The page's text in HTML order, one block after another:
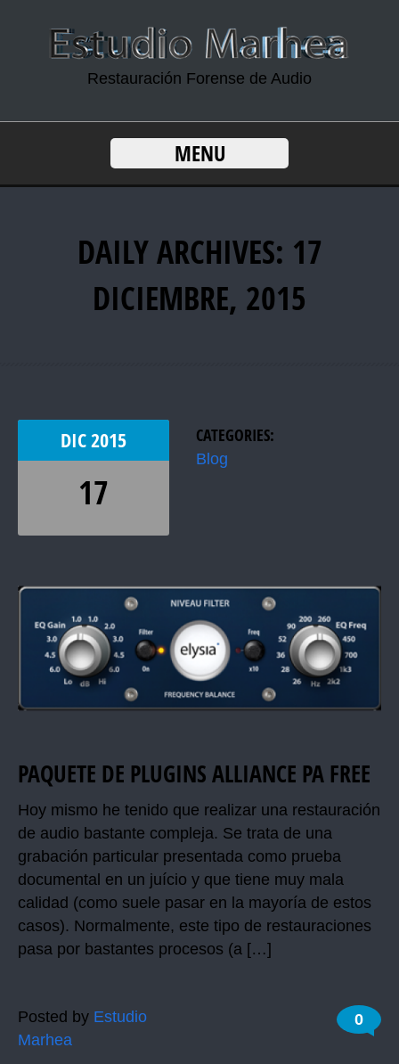
Restauración Forense de Audio
MENU
DAILY ARCHIVES: 17
DICIEMBRE, 2015
DIC2015
17
CATEGORIES:
Blog
PAQUETE DE PLUGINS ALLIANCE PA FREE
Hoy mismo he tenido que realizar una restauración
de audio bastante compleja. Se trata de una
grabación particular presentada como prueba
documental en un juício y que tiene muy mala
calidad (como suele pasar en la mayoría de estos
casos). Normalmente, este tipo de restauraciones
pasa por bastantes procesos (a […]
Posted by Estudio
Marhea
0